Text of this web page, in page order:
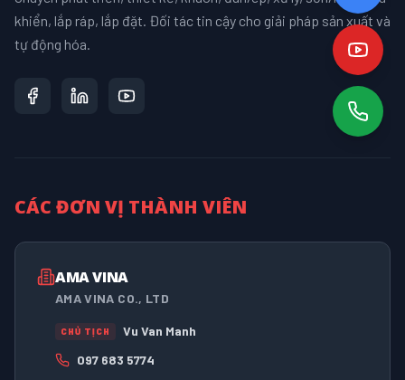
khiển, lắp ráp, lắp đặt. Đối tác tin cậy cho giải pháp sản xuất và
tự động hóa.
CÁC ĐƠN VỊ THÀNH VIÊN
AMA VINA
AMA VINA CO., LTD
CHỦ TỊCH
Vu Van Manh
097 683 5774